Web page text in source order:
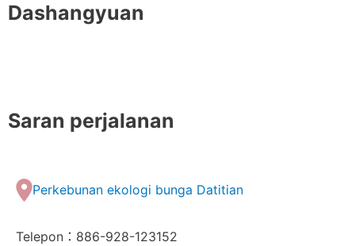
Dashangyuan
Saran perjalanan
Perkebunan ekologi bunga Datitian
Telepon：886-928-123152